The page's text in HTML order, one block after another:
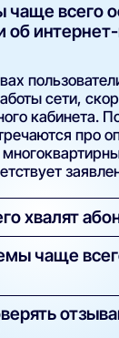
чаще всего
об
сети,
кабинета.
про
хвалят
обычно
стабильной
подключения и
чаще